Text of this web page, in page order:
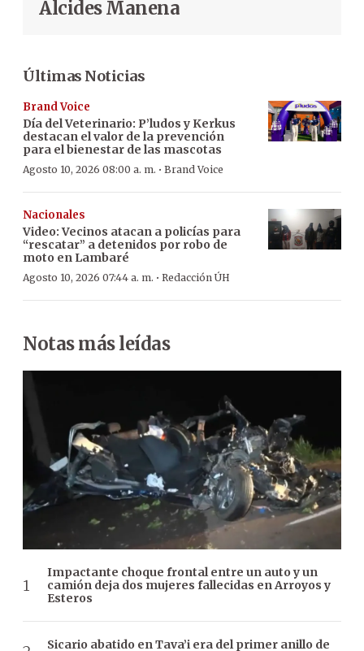
Alcides Manena
Últimas Noticias
Brand Voice
Día del Veterinario: P’ludos y Kerkus
destacan el valor de la prevención
para el bienestar de las mascotas
Agosto 10, 2026 08:00 a. m. · Brand Voice
Nacionales
Video: Vecinos atacan a policías para
“rescatar” a detenidos por robo de
moto en Lambaré
Agosto 10, 2026 07:44 a. m. · Redacción ÚH
Notas más leídas
Impactante choque frontal entre un auto y un
camión deja dos mujeres fallecidas en Arroyos y
Esteros
Sicario abatido en Tava’i era del primer anillo de